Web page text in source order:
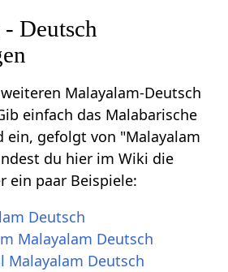
Deutsch
Malayalam-Deutsch
einfach das Malabarische
ein, gefolgt von "Malayalam
du hier im Wiki die
ein paar Beispiele:
Deutsch
Malayalam Deutsch
Malayalam Deutsch